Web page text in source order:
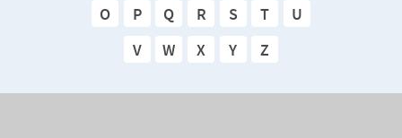
O
P Q R S T
U
V
W X Y Z